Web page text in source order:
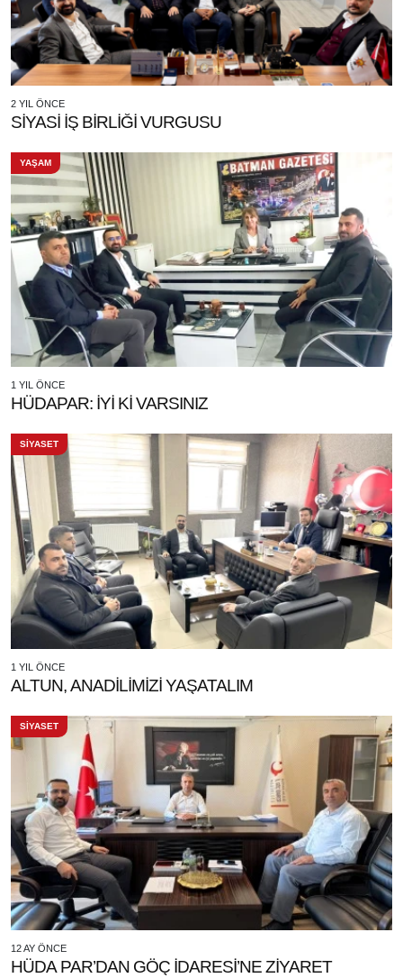
2 YIL ÖNCE
SİYASİ İŞ BİRLİĞİ VURGUSU
YAŞAM
1 YIL ÖNCE
HÜDAPAR: İYİ Kİ VARSINIZ
SİYASET
1 YIL ÖNCE
ALTUN, ANADİLİMİZİ YAŞATALIM
SİYASET
12 AY ÖNCE
HÜDA PAR’DAN GÖÇ İDARESİ’NE ZİYARET